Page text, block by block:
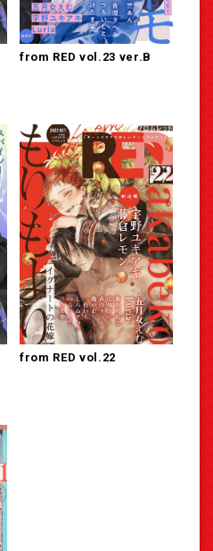
from RED vol.23 ver.B
from RED vol.22